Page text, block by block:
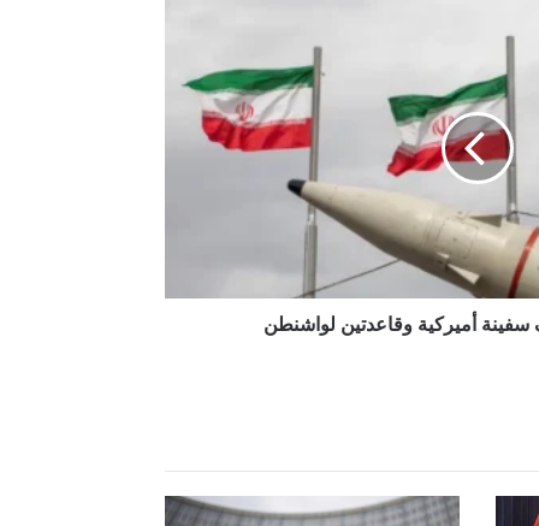
أميركية وقاعدتين لواشنطن